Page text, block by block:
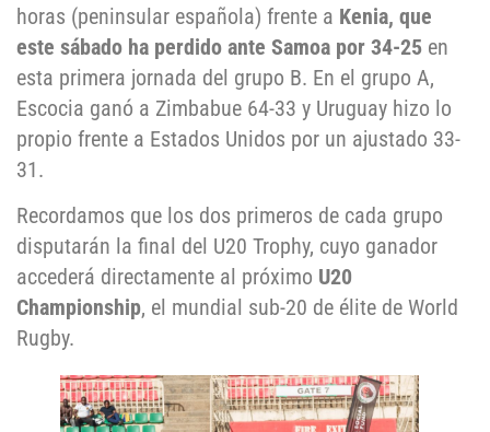
horas (peninsular española) frente a Kenia, que
este sábado ha perdido ante Samoa por 34-25 en
esta primera jornada del grupo B. En el grupo A,
Escocia ganó a Zimbabue 64-33 y Uruguay hizo lo
propio frente a Estados Unidos por un ajustado 33-
31.
Recordamos que los dos primeros de cada grupo
disputarán la final del U20 Trophy, cuyo ganador
accederá directamente al próximo U20
Championship, el mundial sub-20 de élite de World
Rugby.